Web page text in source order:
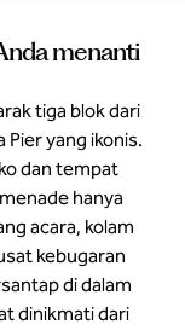
menanti
tiga blok dari
Pier yang ikonis.
dan tempat
hanya
acara, kolam
kebugaran
di dalam
dinikmati dari